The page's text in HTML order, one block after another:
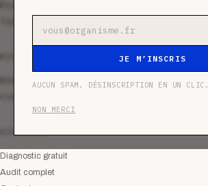
JE M’INSCRIS
AUCUN SPAM. DÉSINSCRIPTION EN UN CLIC.
NON MERCI
Tutoriels
RESSOURCES
Bibliothèque
Communauté
SERVICES
Diagnostic gratuit
Audit complet